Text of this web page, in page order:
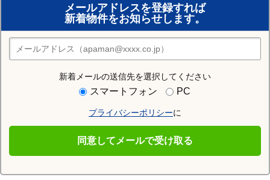
メールアドレスを登録すれば
新着物件をお知らせします。
新着メールの送信先を選択してください
スマートフォン PC
プライバシーポリシーに
同意してメールで受け取る
おまかせ物件リクエスト
住みたい街の店舗を探す
店舗検索
祖母島駅
小野上温泉駅